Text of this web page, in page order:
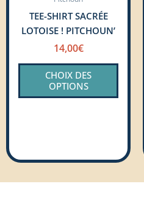
TEE-SHIRT SACRÉE
LOTOISE ! PITCHOUN’
14,00€
CHOIX DES
OPTIONS
page